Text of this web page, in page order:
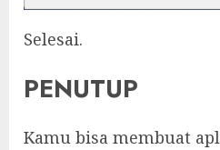
Selesai.
PENUTUP
Kamu bisa membuat